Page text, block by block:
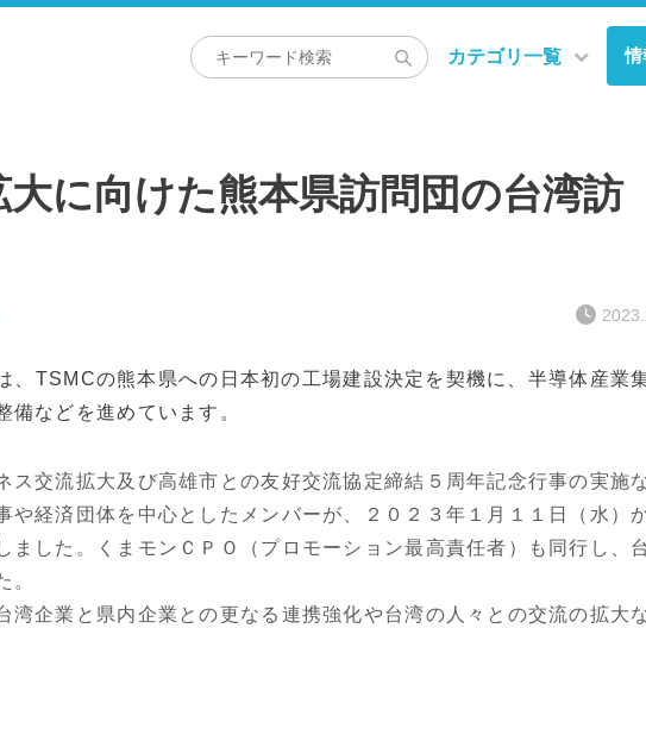
カテゴリ一覧 情
に向けた熊本県訪問団の台湾訪
TSMCの熊本県への日本初の工場建設決定を契機に、半導体産業
備などを進めています。
交流拡大及び高雄市との友好交流協定締結５周年記念行事の実施
や経済団体を中心としたメンバーが、２０２３年１月１１日（水）
ました。くまモンＣＰＯ（プロモーション最高責任者）も同行し、
。
企業と県内企業との更なる連携強化や台湾の人々との交流の拡大